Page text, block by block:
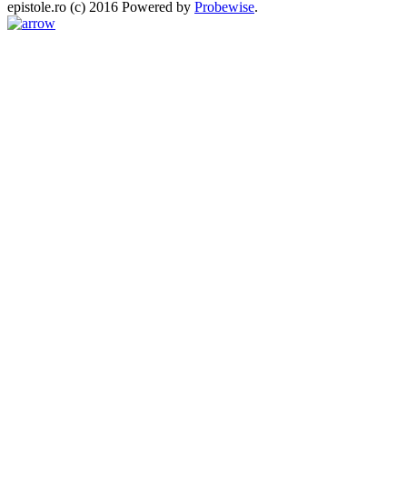
epistole.ro (c) 2016 Powered by Probewise.